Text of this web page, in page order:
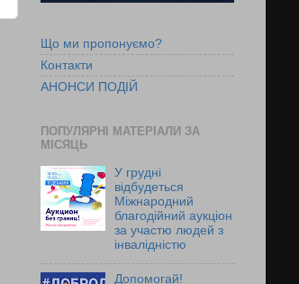
Що ми пропонуємо?
Контакти
АНОНСИ ПОДІЙ
ПОПУЛЯРНІ МАТЕРІАЛИ ЗА
МІСЯЦЬ
У грудні
відбудеться
Міжнародний
благодійний аукціон
за участю людей з
інвалідністю
Допомогай!